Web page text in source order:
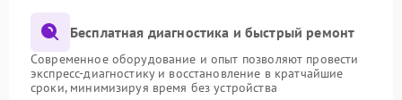
Бесплатная диагностика и быстрый ремонт
Современное оборудование и опыт позволяют провести
экспресс-диагностику и восстановление в кратчайшие
сроки, минимизируя время без устройства